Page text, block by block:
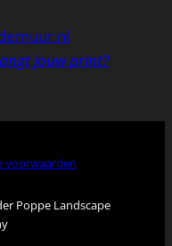
jouw print?
voorwaarden
Poppe Landscape